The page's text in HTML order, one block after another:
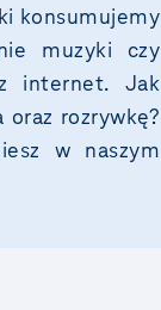
konsumujemy
muzyki czy
internet. Jak
oraz rozrywkę?
w naszym